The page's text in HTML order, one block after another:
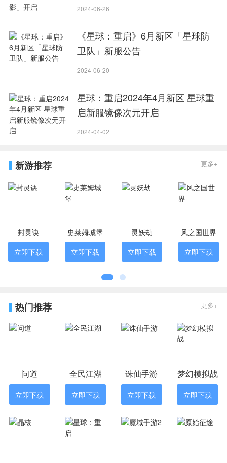
2024-06-26
《星球：重启》6月新区「星球防
卫队」新服公告
2024-06-20
星球：重启2024年4月新区 星球重
启新服镜像次元开启
2024-04-02
新游推荐 更多+
封灵诀
立即下载
史莱姆城堡
立即下载
灵妖劫
立即下载
风之国世界
立即下载
热门推荐 更多+
问道
立即下载
全民江湖
立即下载
诛仙手游
立即下载
梦幻模拟战
立即下载